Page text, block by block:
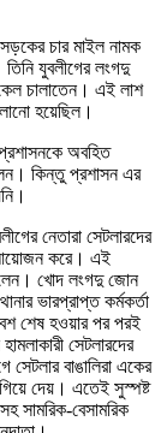
চার মাইল নামক
যুবলীগের লংগদু
চালাতেন। এই লাশ
হয়েছিল।
অবহিত
কিন্তু প্রশাসন এর
নেতারা সেটলারদের
আয়োজন করে। এই
খোদ লংগদু জোন
ভারপ্রাপ্ত কর্মকর্তা
শেষ হওয়ার পর পরই
সেটলারদের
বাঙালিরা একের
দেয়। এতেই সুস্পষ্ট
সামরিক-বেসামরিক